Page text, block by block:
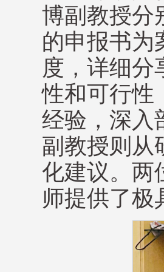
博副教授分
的申报书为
度，详细分
性和可行性
经验，深入
副教授则从
化建议。两
师提供了极